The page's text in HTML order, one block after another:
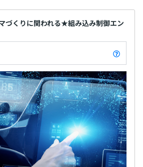
づくりに関われる★組み込み制御エン